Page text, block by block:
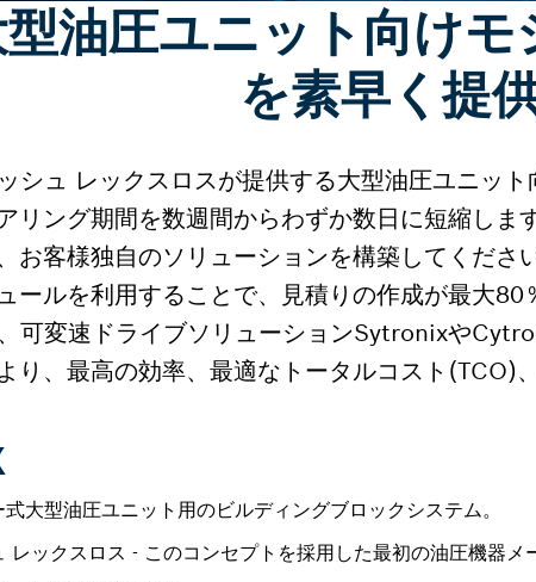
油圧ユニット向けモ
を素早く提
シュ レックスロスが提供する大型油圧ユニッ
リング期間を数週間からわずか数日に短縮し
お客様独自のソリューションを構築してくださ
ールを利用することで、見積りの作成が最大80
可変速ドライブソリューションSytronixや
り、最高の効率、最適なトータルコスト(TCO)
大型油圧ユニット用のビルディングブロックシステム。
レックスロス - このコンセプトを採用した最初の油圧機器メ